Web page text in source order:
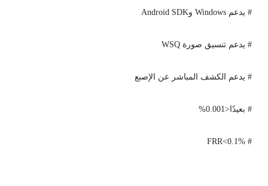
# يدعم Windows وAndroid SDK
# يدعم تنسيق صورة WSQ
# يدعم الكشف المباشر عن الإصبع
# بعيدًا<0.001%
# FRR<0.1%